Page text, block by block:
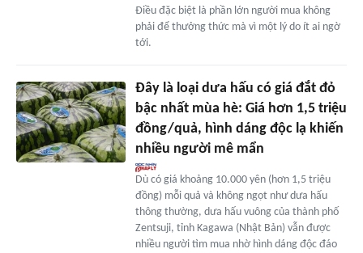
Điều đặc biệt là phần lớn người mua không
phải để thưởng thức mà vì một lý do ít ai ngờ
tới.
Đây là loại dưa hấu có giá đắt đỏ
bậc nhất mùa hè: Giá hơn 1,5 triệu
đồng/quả, hình dáng độc lạ khiến
nhiều người mê mẩn
Dù có giá khoảng 10.000 yên (hơn 1,5 triệu
đồng) mỗi quả và không ngọt như dưa hấu
thông thường, dưa hấu vuông của thành phố
Zentsuji, tỉnh Kagawa (Nhật Bản) vẫn được
nhiều người tìm mua nhờ hình dáng độc đáo